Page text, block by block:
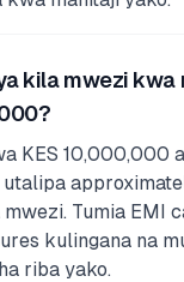
kila mwezi kwa
KES 10,000,000
utalipa
Tumia EMI
kulingana na
riba yako.